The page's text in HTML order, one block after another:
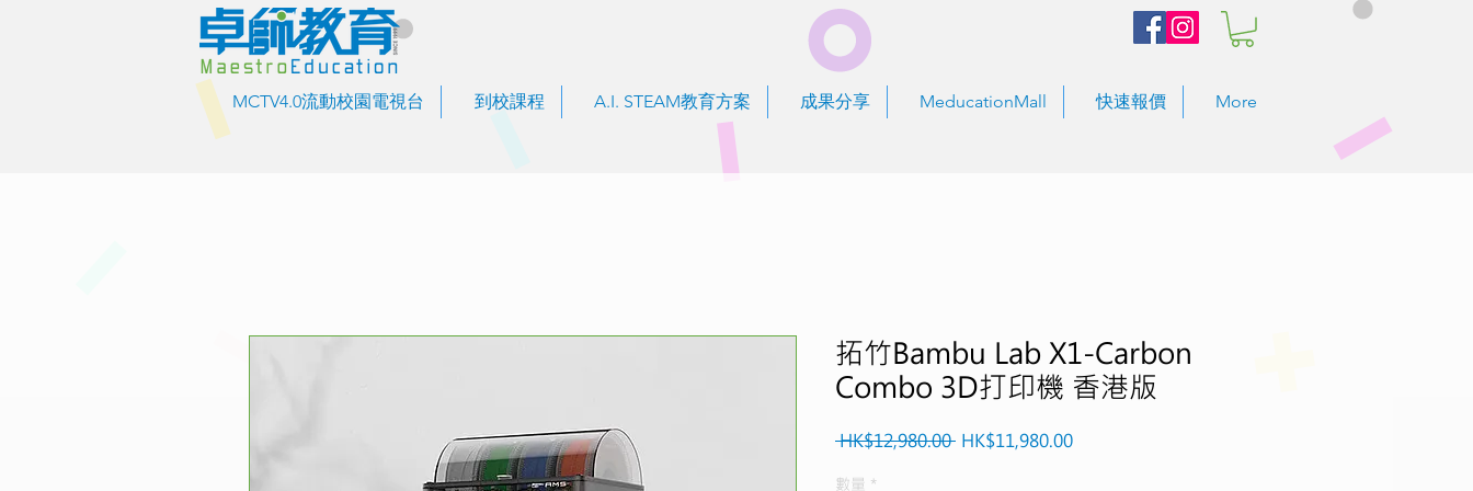
MCTV4.0流動校園電視台 到校課程 A.I. STEAM教育方案 成果分享 MeducationMall 快速報價 More
拓竹Bambu Lab X1-Carbon
Combo 3D打印機 香港版
HK$12,980.00 一HK$11,980.00促
數量 *